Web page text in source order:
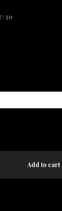
30
Add to cart